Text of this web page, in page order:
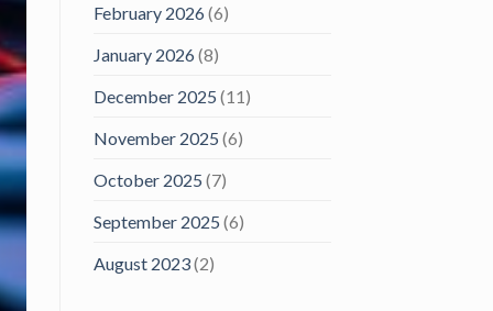
February 2026(6)
January 2026(8)
December 2025 (11)
November 2025 (6)
October 2025 (7)
September 2025 (6)
August 2023(2)